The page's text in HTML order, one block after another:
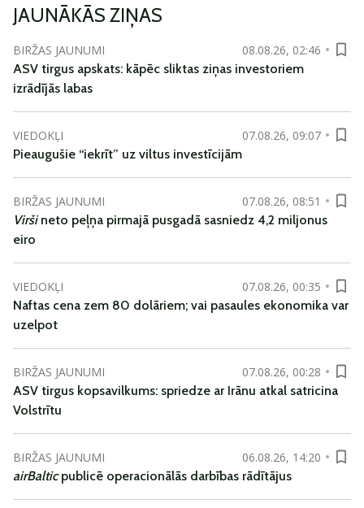
JAUNĀKĀS ZIŅAS
BIRŽAS JAUNUMI
08.08.26, 02:46
ASV tirgus apskats: kāpēc sliktas ziņas investoriem
izrādījās labas
VIEDOKĻI
07.08.26, 09:07
Pieaugušie “iekrīt” uz viltus investīcijām
BIRŽAS JAUNUMI
07.08.26, 08:51
Viršineto peļņa pirmajā pusgadā sasniedz 4,2 miljonus
eiro
VIEDOKĻI
07.08.26, 00:35
Naftas cena zem 80 dolāriem; vai pasaules ekonomika var
uzelpot
BIRŽAS JAUNUMI
07.08.26, 00:28
ASV tirgus kopsavilkums: spriedze ar Irānu atkal satricina
Volstrītu
BIRŽAS JAUNUMI
06.08.26, 14:20
airBalticpublicē operacionālās darbības rādītājus